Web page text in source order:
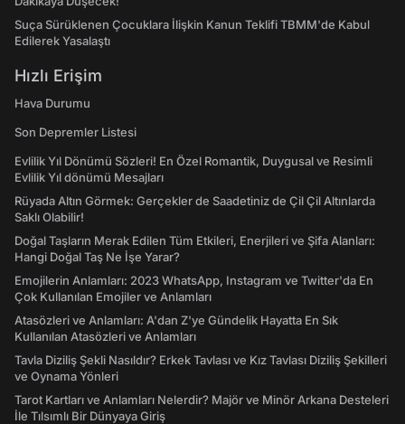
Suça Sürüklenen Çocuklara İlişkin Kanun Teklifi TBMM'de Kabul
Edilerek Yasalaştı
Hızlı Erişim
Hava Durumu
Son Depremler Listesi
Evlilik Yıl Dönümü Sözleri! En Özel Romantik, Duygusal ve Resimli
Evlilik Yıl dönümü Mesajları
Rüyada Altın Görmek: Gerçekler de Saadetiniz de Çil Çil Altınlarda
Saklı Olabilir!
Doğal Taşların Merak Edilen Tüm Etkileri, Enerjileri ve Şifa Alanları:
Hangi Doğal Taş Ne İşe Yarar?
Emojilerin Anlamları: 2023 WhatsApp, Instagram ve Twitter'da En
Çok Kullanılan Emojiler ve Anlamları
Atasözleri ve Anlamları: A'dan Z'ye Gündelik Hayatta En Sık
Kullanılan Atasözleri ve Anlamları
Tavla Diziliş Şekli Nasıldır? Erkek Tavlası ve Kız Tavlası Diziliş Şekilleri
ve Oynama Yönleri
Tarot Kartları ve Anlamları Nelerdir? Majör ve Minör Arkana Desteleri
İle Tılsımlı Bir Dünyaya Giriş